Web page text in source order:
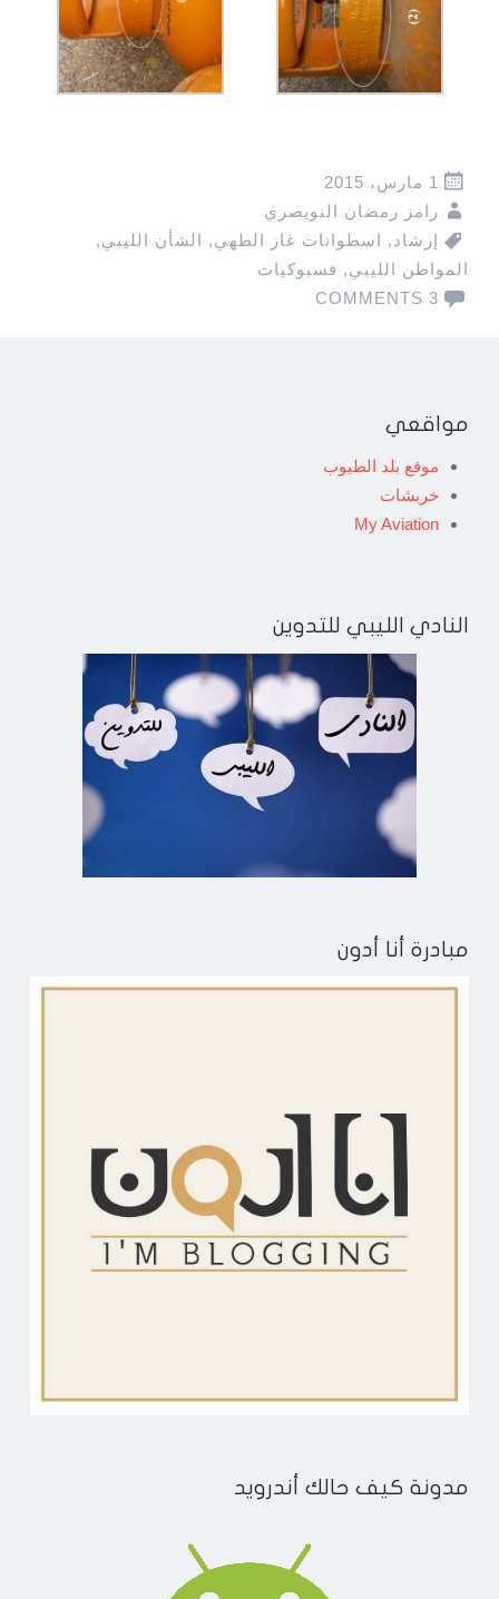
1 مارس، 2015
رامز رمضان النويصري
إرشاد , اسطوانات غاز الطهي, الشأن الليبي,
المواطن الليبي, فسبوكيات
3 COMMENTS
مواقعي
موقع بلد الطيوب
خربشات
My Aviation
النادي الليبي للتدوين
مبادرة أنا أدون
مدونة كيف حالك أندرويد